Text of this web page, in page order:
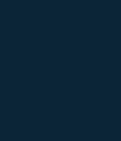
entre el 5% y
Audiencia. En
de cuáles son
También
del daño que,